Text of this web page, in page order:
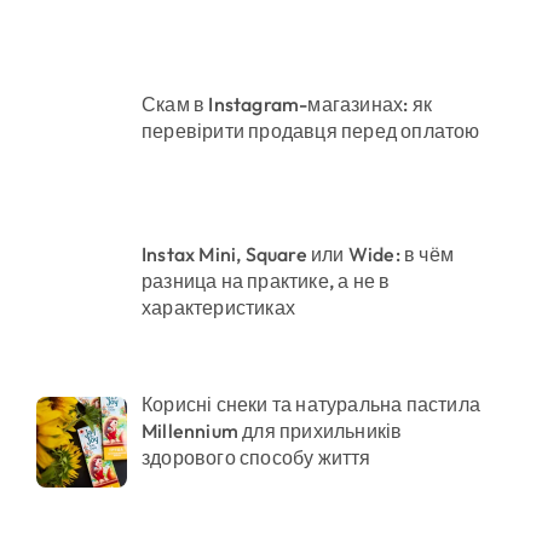
Скам в Instagram-магазинах: як
перевірити продавця перед оплатою
Instax Mini, Square или Wide: в чём
разница на практике, а не в
характеристиках
Корисні снеки та натуральна пастила
Millennium для прихильників
здорового способу життя